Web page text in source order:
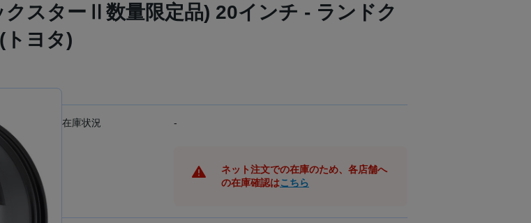
スターⅡ数量限定品) 20インチ - ランドク
トヨタ)
在庫状況 -
ネット注文での在庫のため、各店舗へ
の在庫確認はこちら